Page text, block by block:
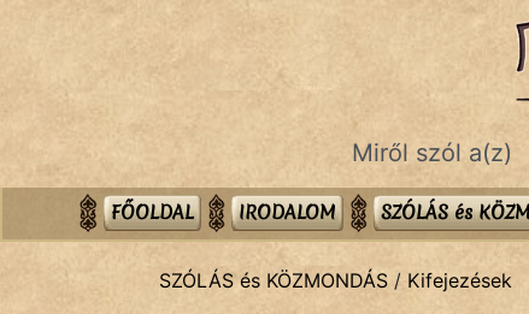
Bibliai
Közmondások
Miről szól a(z)
FŐOLDAL IRODALOM SZÓLÁS és
SZÓLÁS és KÖZMONDÁS / Kifejezések